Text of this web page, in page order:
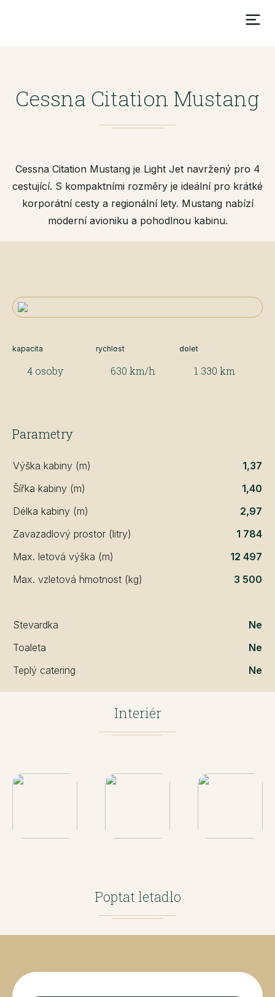
Cessna Citation Mustang
Cessna Citation Mustang je Light Jet navržený pro 4
cestující. S kompaktními rozměry je ideální pro krátké
korporátní cesty a regionální lety. Mustang nabízí
moderní avioniku a pohodlnou kabinu.
kapacita
4 osoby
rychlost
630 km/h
dolet
1 330 km
Parametry
Výška kabiny (m)
1,37
Šířka kabiny (m)
1,40
Délka kabiny (m)
2,97
Zavazadlový prostor (litry)
1 784
Max. letová výška (m)
12 497
Max. vzletová hmotnost (kg)
3 500
Stevardka
Ne
Toaleta
Ne
Teplý catering
Ne
Interiér
Poptat letadlo